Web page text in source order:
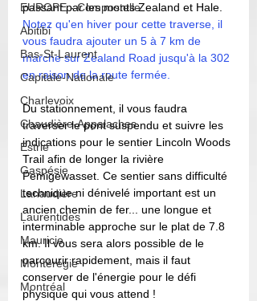
EUROPE - Compostelle
Abitibi
Bas-St-Laurent
Capitale-Nationale
Charlevoix
Chaudière-Appalaches
Estrie
Gaspésie
Lanaudière
Laurentides
Mauricie
Montérégie
Montréal
passant par les monts Zealand et Hale.
Notez qu'en hiver pour cette traverse, il
vous faudra ajouter un 5 à 7 km de
marche sur Zealand Road jusqu'à la 302
en raison de la route fermée.
Du stationnement, il vous faudra
traverser le pont suspendu et suivre les
indications pour le sentier Lincoln Woods
Trail afin de longer la rivière
Pemigewasset. Ce sentier sans difficulté
technique ni dénivelé important est un
ancien chemin de fer... une longue et
interminable approche sur le plat de 7.8
km. Il vous sera alors possible de le
parcourir rapidement, mais il faut
conserver de l'énergie pour le défi
physique qui vous attend !